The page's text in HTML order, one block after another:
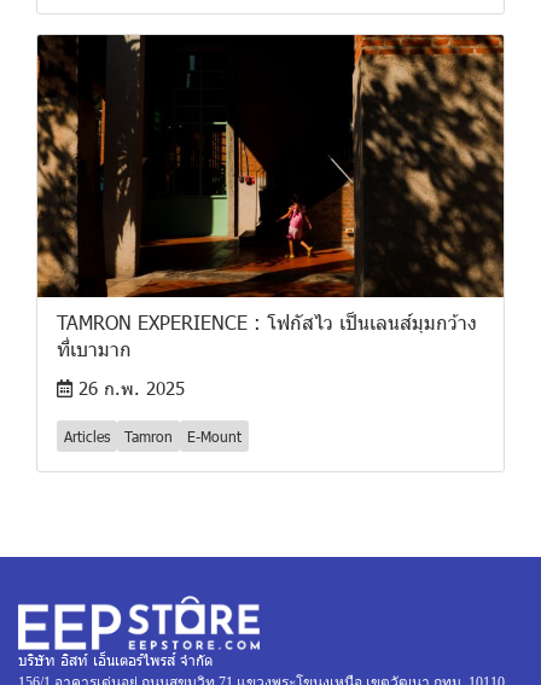
TAMRON EXPERIENCE : โฟกัสไว เป็นเลนส์มุมกว้าง
ที่เบามาก
26 ก.พ. 2025
Articles Tamron E-Mount
บริษัท อิสท์ เอ็นเตอร์ไพรส์ จำกัด